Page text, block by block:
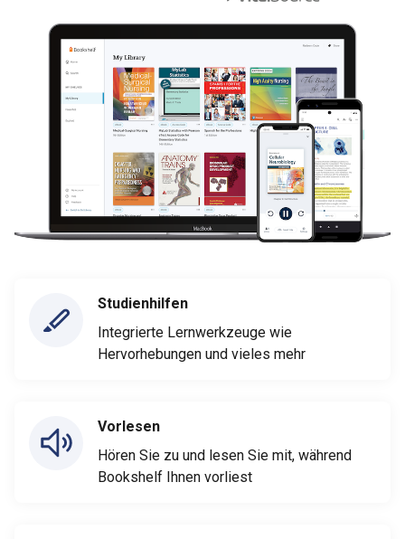
Studienhilfen
Integrierte Lernwerkzeuge wie
Hervorhebungen und vieles mehr
Vorlesen
Hören Sie zu und lesen Sie mit, während
Bookshelf Ihnen vorliest